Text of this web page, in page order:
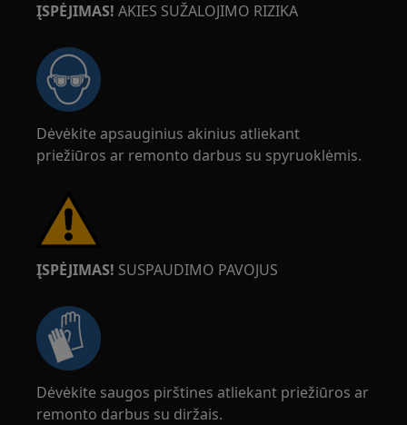
ĮSPĖJIMAS! AKIES SUŽALOJIMO RIZIKA
Dėvėkite apsauginius akinius atliekant
priežiūros ar remonto darbus su spyruoklėmis.
ĮSPĖJIMAS! SUSPAUDIMO PAVOJUS
Dėvėkite saugos pirštines atliekant priežiūros ar
remonto darbus su diržais.